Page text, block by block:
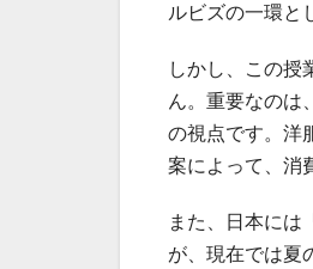
ルビズの一環と
しかし、この授
ん。重要なのは
の視点です。洋
案によって、消
また、日本には
が、現在では夏